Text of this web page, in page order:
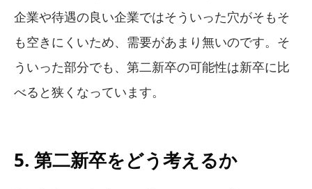
企業や待遇の良い企業ではそういった穴がそもそ
も空きにくいため、需要があまり無いのです。そ
ういった部分でも、第二新卒の可能性は新卒に比
べると狭くなっています。
5. 第二新卒をどう考えるか